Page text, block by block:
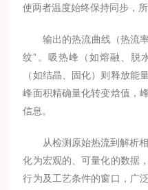
使两者温度始终保持同步，
输出的热流曲线（热流率
纹”。吸热峰（如熔融、脱
（如结晶、固化）则释放能
峰面积精确量化转变焓值，
信息。
从检测原始热流到解析相
化为宏观的、可量化的数据
行为及工艺条件的窗口，广